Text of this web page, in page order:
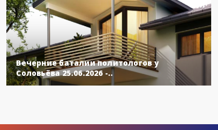
Вечерние баталии политологов у
Соловьёва 25.06.2026 -..